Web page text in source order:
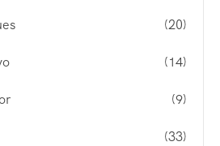
(20)
(14)
(9)
(33)